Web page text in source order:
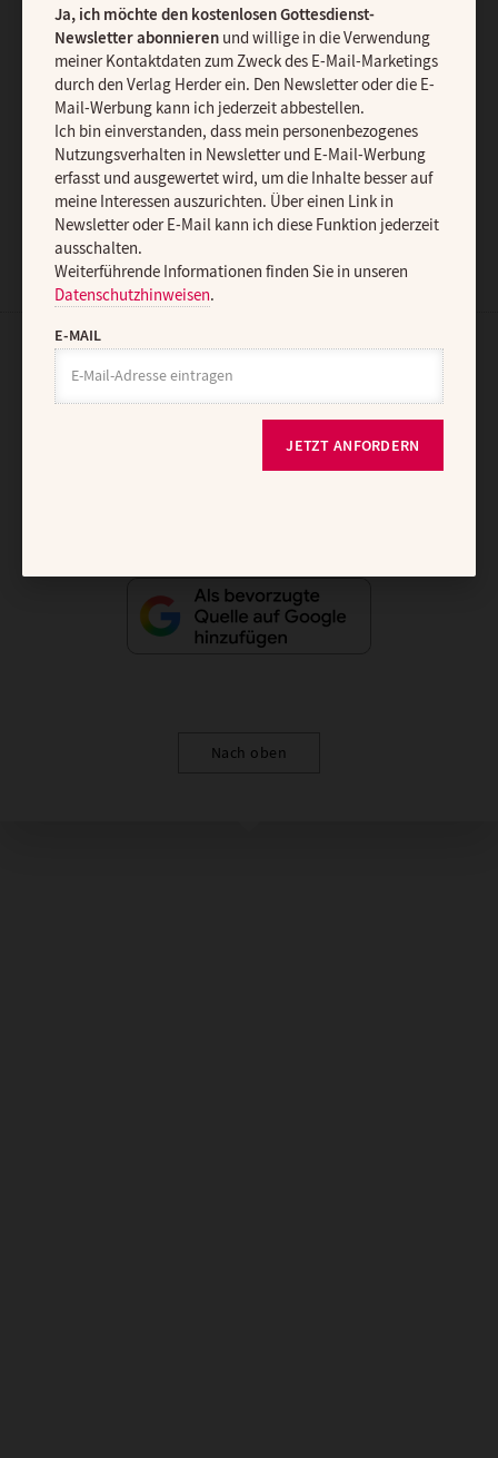
Weiterführende Informationen finden Sie in unseren
Datenschutzhinweisen.
E-MAIL
JETZT ANMELDEN
AGB und Widerrufsbelehrung Barrierefreiheit
Impressum
Abo online kündigen
Nach oben
Ja, ich möchte den kostenlosen Gottesdienst-
Newsletter abonnierenund willige in die Verwendung
meiner Kontaktdaten zum Zweck des E-Mail-Marketings
durch den Verlag Herder ein. Den Newsletter oder die E-
Mail-Werbung kann ich jederzeit abbestellen.
Ich bin einverstanden, dass mein personenbezogenes
Nutzungsverhalten in Newsletter und E-Mail-Werbung
erfasst und ausgewertet wird, um die Inhalte besser auf
meine Interessen auszurichten. Über einen Link in
Newsletter oder E-Mail kann ich diese Funktion jederzeit
ausschalten.
Weiterführende Informationen finden Sie in unseren
Datenschutzhinweisen.
E-MAIL
JETZT ANFORDERN